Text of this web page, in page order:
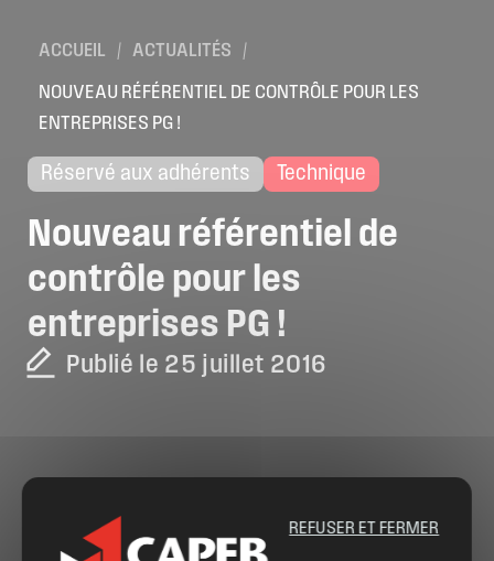
ACCUEIL / ACTUALITÉS
/
NOUVEAU RÉFÉRENTIEL DE CONTRÔLE POUR LES
ENTREPRISES PG !
Réservé aux adhérents Technique
Nouveau référentiel de
contrôle pourles
entreprises PG !
Publié le 25 juillet 2016
REFUSER ET FERMER